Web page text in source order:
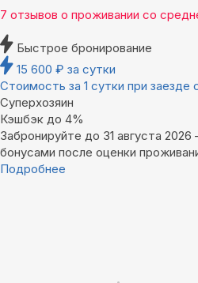
7 отзывов о проживании со
Быстрое бронирование
15 600 ₽ за сутки
Стоимость за 1 сутки при заезде
Суперхозяин
Кэшбэк до 4%
Забронируйте до 31 августа
бонусами после оценки
Подробнее